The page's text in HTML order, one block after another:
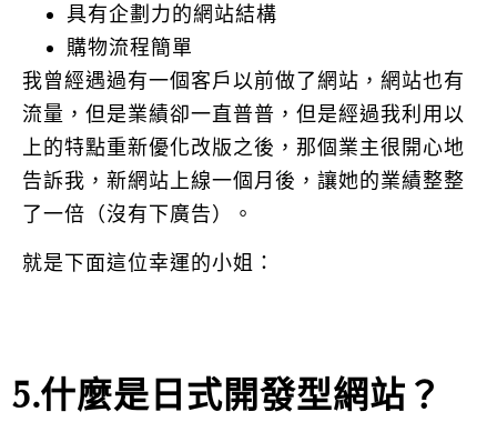
具有企劃力的網站結構
購物流程簡單
我曾經遇過有一個客戶以前做了網站，網站也有
流量，但是業績卻一直普普，但是經過我利用以
上的特點重新優化改版之後，那個業主很開心地
告訴我，新網站上線一個月後，讓她的業績整整
了一倍（沒有下廣告）。
就是下面這位幸運的小姐：
5.什麼是日式開發型網站？